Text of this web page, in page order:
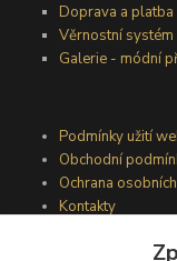
Doprava a platba
Věrnostní systém
Galerie - módní
Podmínky užití
Obchodní
Ochrana
Kontakty